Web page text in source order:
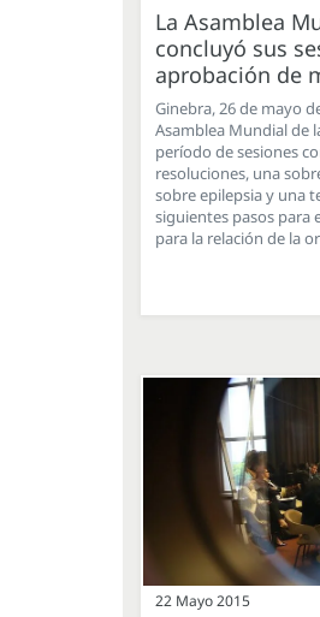
La Asamblea
concluyó sus
aprobación de
Ginebra, 26 de mayo
Asamblea Mundial de
período de sesiones
resoluciones, una
sobre epilepsia y una
siguientes pasos para
para la relación de la
22 Mayo 2015